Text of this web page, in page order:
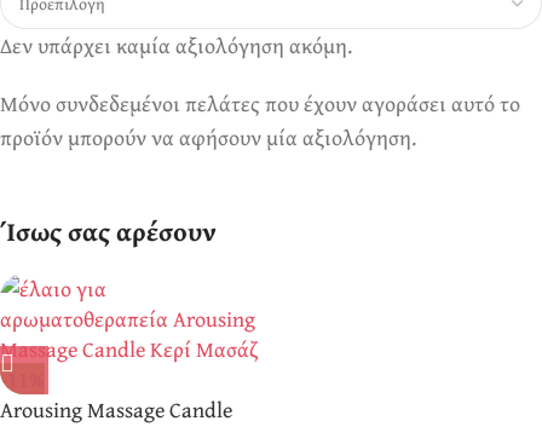
Δεν υπάρχει καμία αξιολόγηση ακόμη.
Μόνο συνδεδεμένοι πελάτες που έχουν αγοράσει αυτό το
προϊόν μπορούν να αφήσουν μία αξιολόγηση.
Ίσως σας αρέσουν
-11%
Arousing Massage Candle